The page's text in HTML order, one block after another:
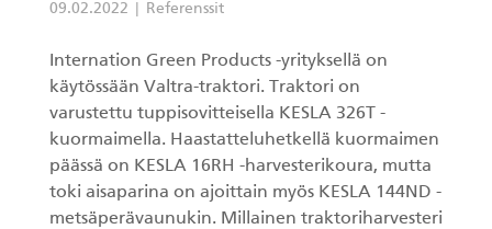
09.02.2022 Referenssit
Internation Green Products -yrityksellä on
käytössään Valtra-traktori. Traktori on
varustettu tuppisovitteisella KESLA 326T -
kuormaimella. Haastatteluhetkellä kuormaimen
päässä on KESLA 16RH -harvesterikoura, mutta
toki aisaparina on ajoittain myös KESLA 144ND -
metsäperävaunukin. Millainen traktoriharvesteri